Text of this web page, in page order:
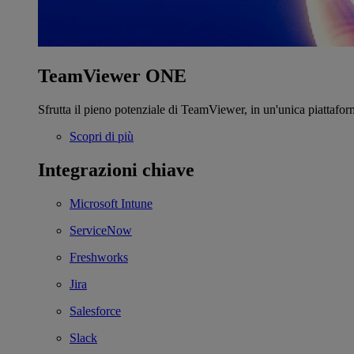
TeamViewer ONE
Sfrutta il pieno potenziale di TeamViewer, in un'unica
Scopri di più
Integrazioni chiave
Microsoft Intune
ServiceNow
Freshworks
Jira
Salesforce
Slack